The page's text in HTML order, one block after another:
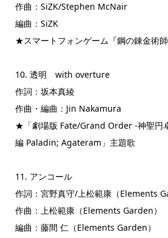
作曲：SiZK/Stephen McNair
編曲：SiZK
★スマートフォンゲーム『鋼の錬金術
10. 透明 with overture
作詞：坂本真綾
作曲・編曲：Jin Nakamura
★「劇場版 Fate/Grand Order -神聖円
編 Paladin; Agateram」主題歌
11. アンコール
作詞：宮野真守/上松範康（Elements
作曲：上松範康（Elements Garden）
編曲：藤間 仁（Elements Garden）